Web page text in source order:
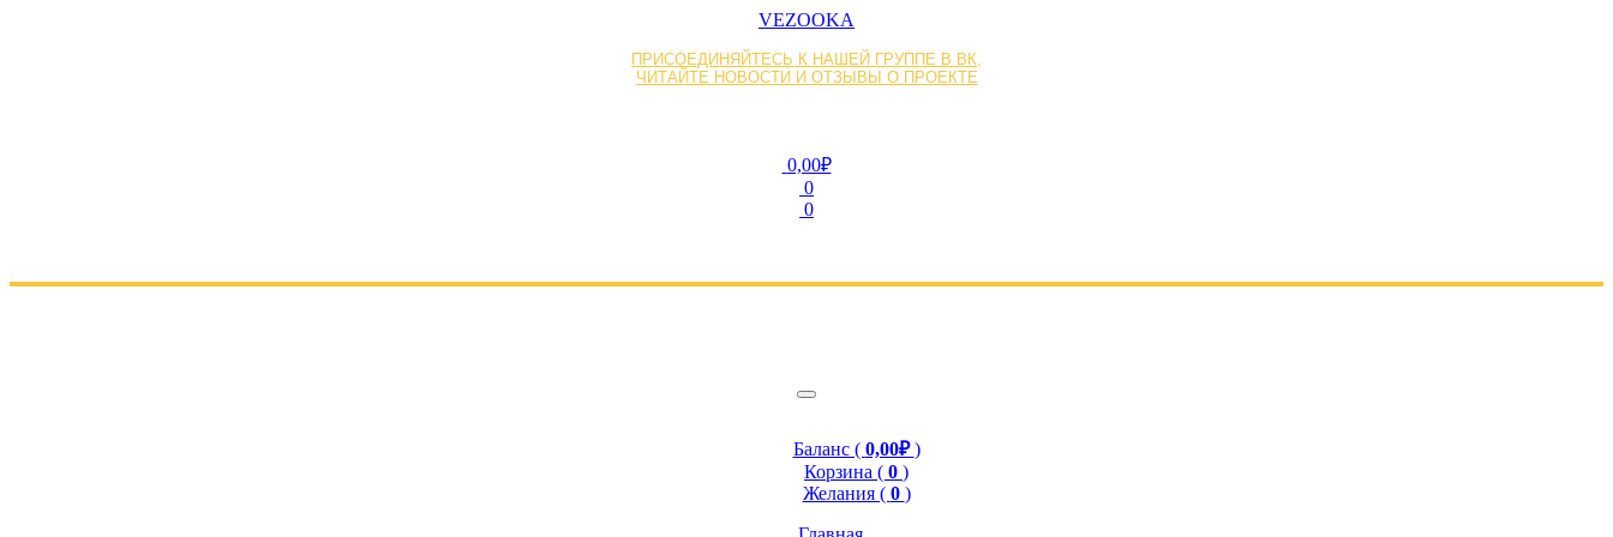
VEZOOKA
ПРИСОЕДИНЯЙТЕСЬ К НАШЕЙ ГРУППЕ В ВК,
ЧИТАЙТЕ НОВОСТИ И ОТЗЫВЫ О ПРОЕКТЕ
0,00₽
0
0
Баланс ( 0,00₽)
Корзина ( 0 )
Желания ( 0 )